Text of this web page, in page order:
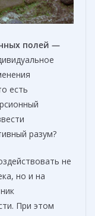
полей —
есть
разум?
не
но и на
При этом